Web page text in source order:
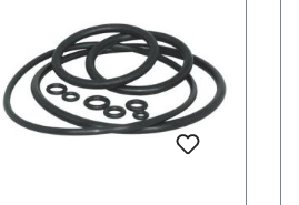
een reinigingsdoekje. Materiaal:
MDF/hout Afmetingen: 150 x
145 x 163 mm. Kleur: Zwart,
hoogglans Het getoonde horloge
is niet inbegrepen!